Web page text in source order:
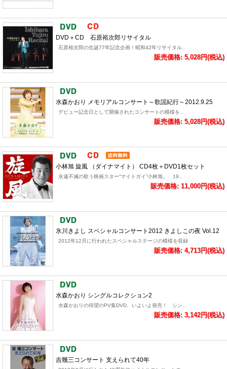
DVD＋CD 石原裕次郎リサイタル
石原裕次郎の生誕77年記念企画！昭和42年リサイタル..
販売価格: 5,028円(税込)
水森かおり メモリアルコンサート～歌謡紀行～2012.9.25
デビュー記念日として開催されたコンサートの模様を..
販売価格: 5,028円(税込)
小林旭 旋風 （ダイナマイト） CD4枚＋DVD1枚セット
永遠不滅の歌う映画スター“マイトガイ”小林旭。 19..
販売価格: 11,000円(税込)
氷川きよし スペシャルコンサート2012 きよしこの夜 Vol.12
2012年12月に行われたスペシャルステージの模様を収録
販売価格: 4,713円(税込)
水森かおり シングルコレクション2
水森かおりの待望のPV集DVD、いよいよ発売！ シン..
販売価格: 3,142円(税込)
吉幾三コンサート 支えられて40年